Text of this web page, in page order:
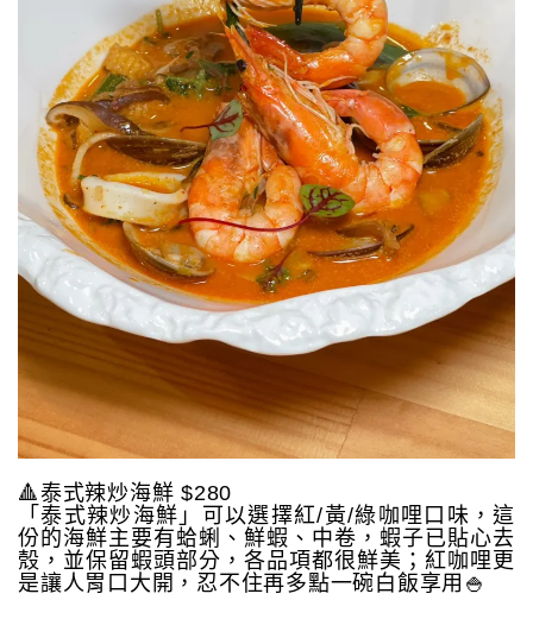
🔺泰式辣炒海鮮 $280
「泰式辣炒海鮮」可以選擇紅/黃/綠咖哩口味，這
份的海鮮主要有蛤蜊、鮮蝦、中卷，蝦子已貼心去
殼，並保留蝦頭部分，各品項都很鮮美；紅咖哩更
是讓人胃口大開，忍不住再多點一碗白飯享用🍚